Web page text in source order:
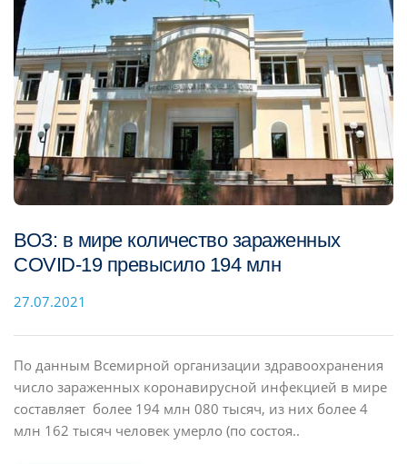
ВОЗ: в мире количество зараженных
COVID-19 превысило 194 млн
27.07.2021
По данным Всемирной организации здравоохранения
число зараженных коронавирусной инфекцией в мире
составляет более 194 млн 080 тысяч, из них более 4
млн 162 тысяч человек умерло (по состоя..